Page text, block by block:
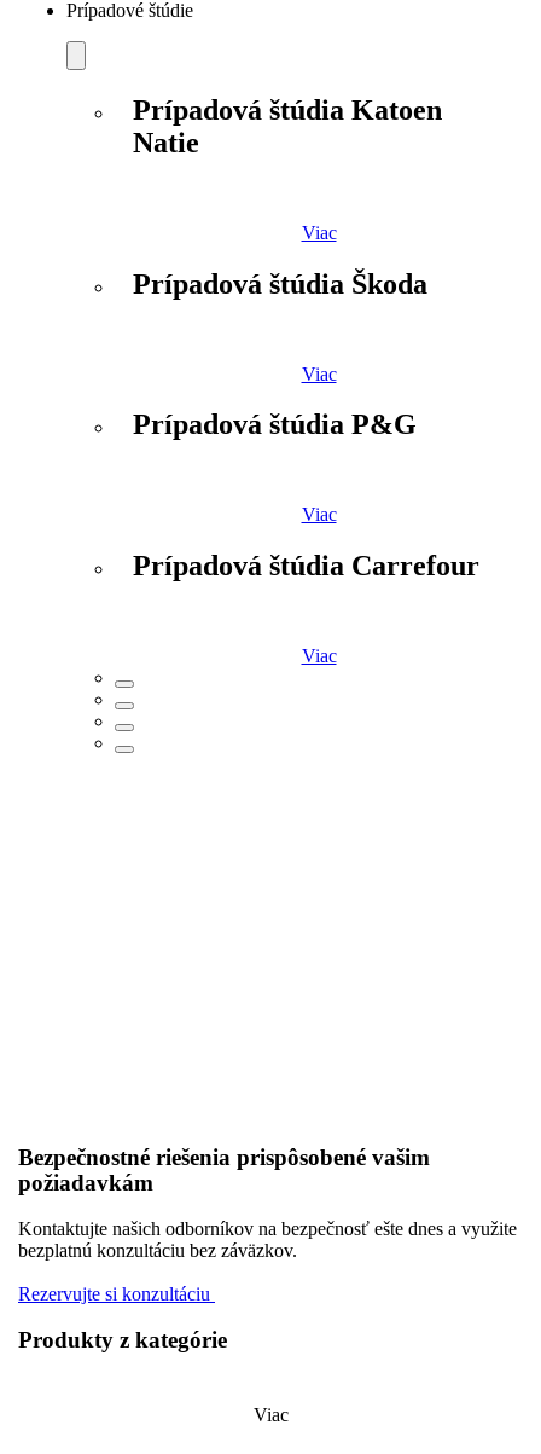
Prípadové štúdie
Prípadová štúdia Katoen
Natie
Viac
Prípadová štúdia Škoda
Viac
Prípadová štúdia P&G
Viac
Prípadová štúdia Carrefour
Viac
Bezpečnostné riešenia prispôsobené vašim
požiadavkám
Kontaktujte našich odborníkov na bezpečnosť ešte dnes a využite
bezplatnú konzultáciu bez záväzkov.
Rezervujte si konzultáciu
Produkty z kategórie
Viac